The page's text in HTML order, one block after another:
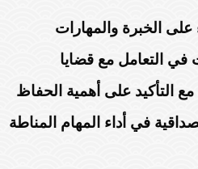
الخبرة والمهارات
في التعامل مع قضايا
مع التأكيد على أهمية الحفاظ
في أداء المهام المناطة